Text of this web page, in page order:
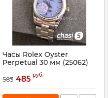
Часы Rolex Oyster
Perpetual 30 мм (25062)
25062
583 485 руб.